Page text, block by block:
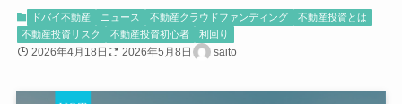
ドバイ不動産 ニュース 不動産クラウドファンディング
不動産投資とは
不動産投資リスク
不動産投資初心者 利回り
2026年4月18日 2026年5月8日 saito